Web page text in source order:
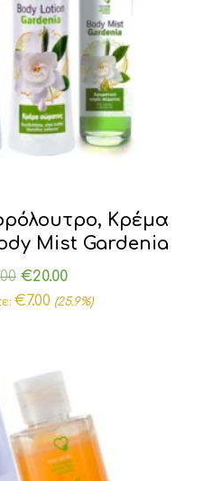
Κρέμα
Mist Gardenia
Original
price
€20.00Η
τρέχουσα
€7.00 (25.9%)